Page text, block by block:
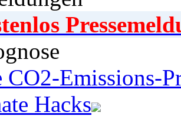
CO2-Emissions-
Hacks